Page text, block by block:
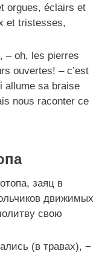
orgues, éclairs et
et tristesses,
– oh, les pierres
ouvertes! – c’est
allume sa braise
nous raconter ce
заяц в
движимых
свою
(в травах), −